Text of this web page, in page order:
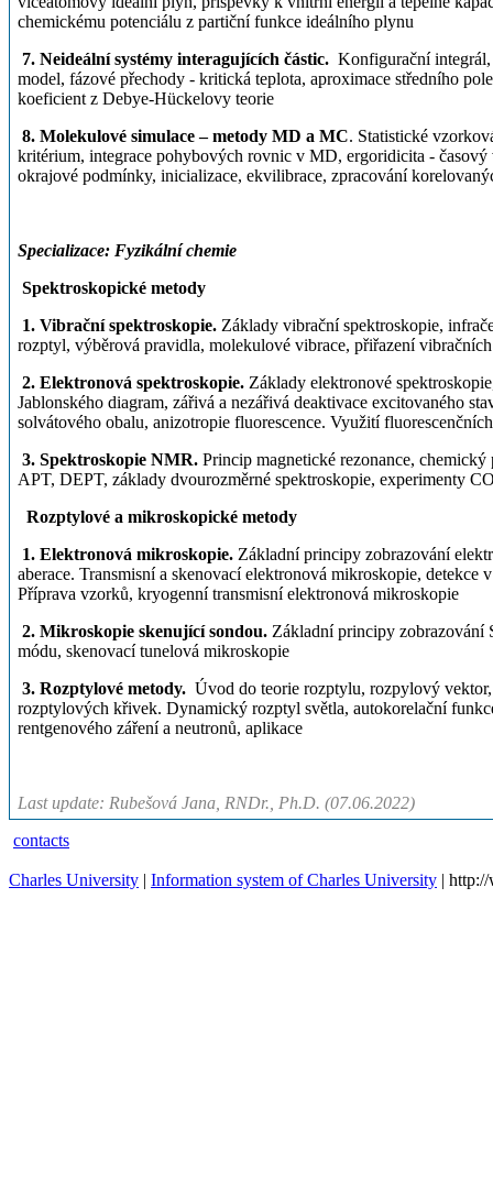
chemickému potenciálu z partiční funkce ideálního plynu
7. Neideální systémy interagujících částic. Konfigurační
model, fázové přechody - kritická teplota, aproximace středního
koeficient z Debye-Hückelovy teorie
8. Molekulové simulace – metody MD a MC. Statistické
kritérium, integrace pohybových rovnic v MD, ergoridicita -
okrajové podmínky, inicializace, ekvilibrace, zpracování
Specializace: Fyzikální chemie
Spektroskopické metody
1. Vibrační spektroskopie. Základy vibrační spektroskopie,
rozptyl, výběrová pravidla, molekulové vibrace, přiřazení
2. Elektronová spektroskopie. Základy elektronové
Jablonského diagram, zářivá a nezářivá deaktivace excitovaného
solvátového obalu, anizotropie fluorescence. Využití
3. Spektroskopie NMR. Princip magnetické rezonance,
APT, DEPT, základy dvourozměrné spektroskopie, experimenty
Rozptylové a mikroskopické metody
1. Elektronová mikroskopie. Základní principy zobrazování
aberace. Transmisní a skenovací elektronová mikroskopie,
Příprava vzorků, kryogenní transmisní elektronová mikroskopie
2. Mikroskopie skenující sondou. Základní principy zobrazování
módu, skenovací tunelová mikroskopie
3. Rozptylové metody. Úvod do teorie rozptylu, rozpylový
rozptylových křivek. Dynamický rozptyl světla, autokorelační
rentgenového záření a neutronů, aplikace
Last update: Rubešová Jana, RNDr., Ph.D. (07.06.2022)
contacts
Charles University | Information system of Charles University |